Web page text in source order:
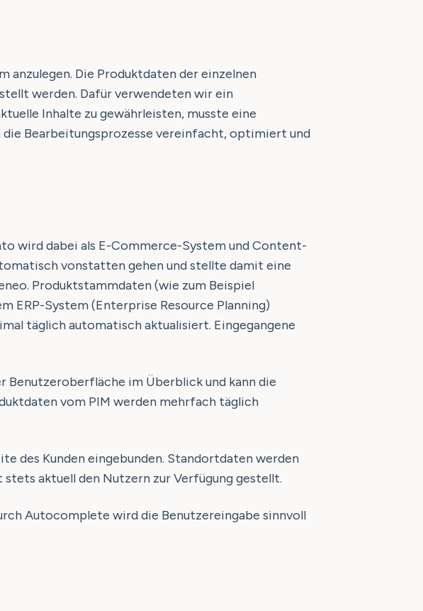
anzulegen. Die Produktdaten der einzelnen
werden. Dafür verwendeten wir ein
Inhalte zu gewährleisten, musste eine
Bearbeitungsprozesse vereinfacht, optimiert und
wird dabei als E-Commerce-System und Content-
vonstatten gehen und stellte damit eine
Produktstammdaten (wie zum Beispiel
ERP-System (Enterprise Resource Planning)
täglich automatisch aktualisiert. Eingegangene
Benutzeroberfläche im Überblick und kann die
vom PIM werden mehrfach täglich
des Kunden eingebunden. Standortdaten werden
aktuell den Nutzern zur Verfügung gestellt.
Autocomplete wird die Benutzereingabe sinnvoll